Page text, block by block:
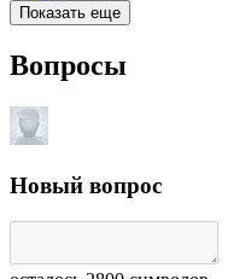
Показать еще
Вопросы
Новый вопрос